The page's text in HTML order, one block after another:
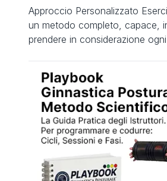
Approccio Personalizzato
un metodo completo, capace,
prendere in considerazione
raggiungimento dell’obiettivo
Fondamenti Teorici “Processo
d’identificazione dei disequilibri
neuro-muscolo-scheletrici, per
piano d’azione […]